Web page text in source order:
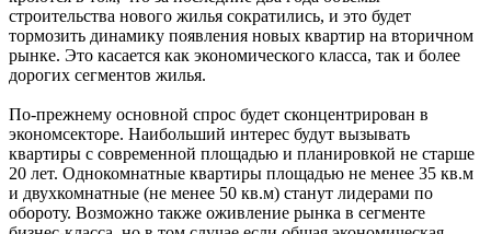
строительства нового жилья сократились, и это будет
тормозить динамику появления новых квартир на вторичном
рынке. Это касается как экономического класса, так и более
дорогих сегментов жилья.
По-прежнему основной спрос будет сконцентрирован в
экономсекторе. Наибольший интерес будут вызывать
квартиры с современной площадью и планировкой не старше
20 лет. Однокомнатные квартиры площадью не менее 35 кв.м
и двухкомнатные (не менее 50 кв.м) станут лидерами по
обороту. Возможно также оживление рынка в сегменте